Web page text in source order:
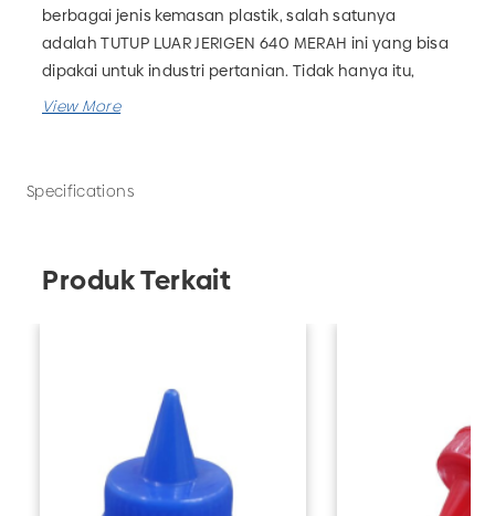
berbagai jenis kemasan plastik, salah satunya
adalah TUTUP LUAR JERIGEN 640 MERAH ini yang bisa
dipakai untuk industri pertanian. Tidak hanya itu,
tersedia juga botol pupuk, kemasan alumunium,
kebutuhan bisnis Anda. Tunggu apa lagi? Segera
Specifications
Produk Terkait